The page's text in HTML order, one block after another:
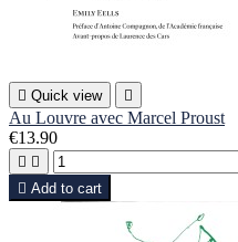
 Quick view 
Au Louvre avec Marcel Proust
€13.90
 
 Add to cart